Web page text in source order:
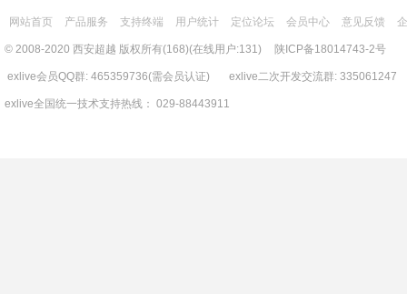
网站首页 产品服务 支持终端 用户统计 定位论坛 会员中心 意见反馈
© 2008-2020 西安超越 版权所有(168)(在线用户:131) 陕ICP备18014743-2号
exlive会员QQ群: 465359736(需会员认证) exlive二次开发交流群: 335061247
exlive全国统一技术支持热线： 029-88443911